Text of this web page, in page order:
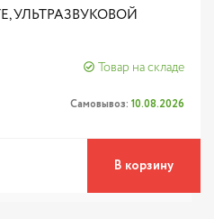
УЛЬТРАЗВУКОВОЙ
Товар на складе
Самовывоз: 10.08.2026
В корзину